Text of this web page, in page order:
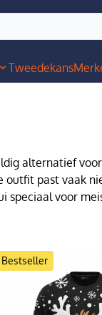
Tweedekans
alternatief
past vaak
speciaal voor
Bestseller